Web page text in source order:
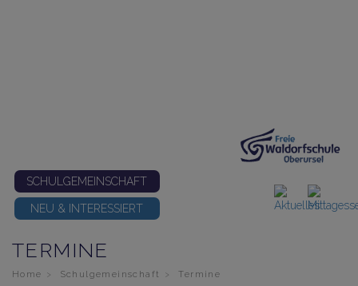
SCHULGEMEINSCHAFT
NEU & INTERESSIERT
TERMINE
Home Schulgemeinschaft Termine